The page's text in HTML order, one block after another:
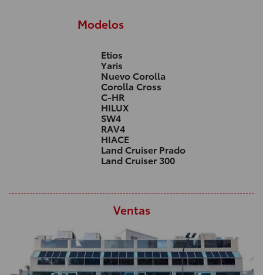
Modelos
Etios
Yaris
Nuevo Corolla
Corolla Cross
C-HR
HILUX
SW4
RAV4
HIACE
Land Cruiser Prado
Land Cruiser 300
Ventas